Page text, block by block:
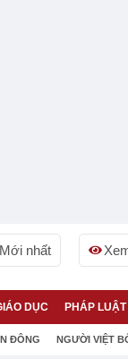
Mới nhất
DỤC PHÁP LUẬT
ĐÔNG NGƯỜI VIỆT